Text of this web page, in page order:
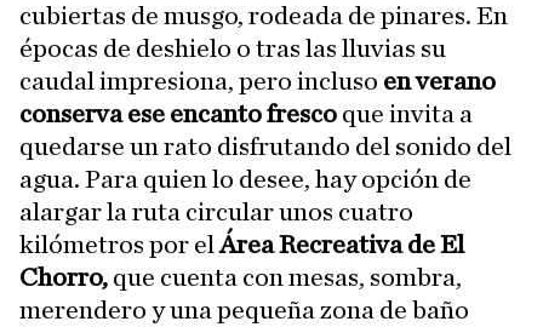
cubiertas de musgo, rodeada de pinares. En
épocas de deshielo o tras las lluvias su
caudal impresiona, pero incluso en verano
conserva ese encanto fresco que invita a
quedarse un rato disfrutando del sonido del
agua. Para quien lo desee, hay opción de
alargar la ruta circular unos cuatro
kilómetros por elÁrea Recreativa de El
Chorro, que cuenta con mesas, sombra,
merendero y una pequeña zona de baño